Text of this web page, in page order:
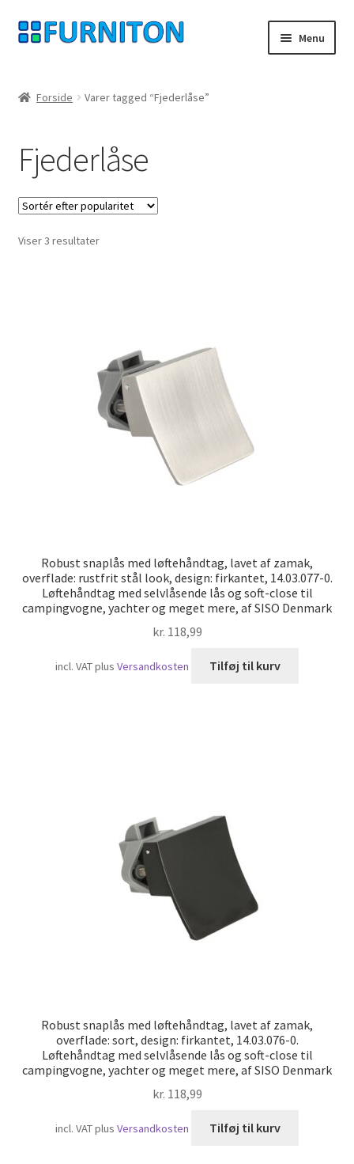
Spring
til
Spring
til
Menu
privatliv
fortrydelsesret
Kontakt
Forside Varer tagged “Fjederlåse”
Fjederlåse
Viser 3 resultaterSorteret
Robust snaplås med løftehåndtag, lavet af zamak,
overflade: rustfrit stål look, design: firkantet, 14.03.077-0.
Løftehåndtag med selvlåsende lås og soft-close til
campingvogne, yachter og meget mere, af SISO Denmark
kr. 118,99
incl. VATplusVersandkosten Tilføj til kurv
Robust snaplås med løftehåndtag, lavet af zamak,
overflade: sort, design: firkantet, 14.03.076-0.
Løftehåndtag med selvlåsende lås og soft-close til
campingvogne, yachter og meget mere, af SISO Denmark
kr. 118,99
incl. VATplusVersandkosten Tilføj til kurv